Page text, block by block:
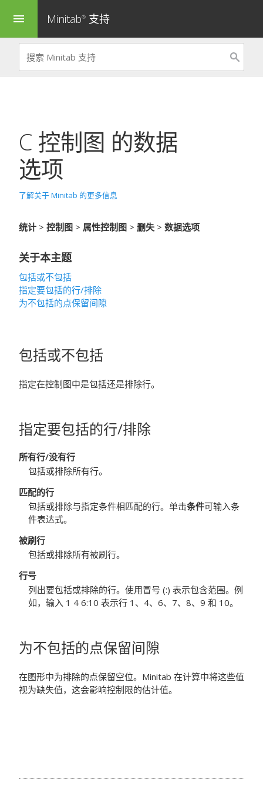
menu Minitab® 支持
C 控制图 的数据
选项
了解关于 Minitab 的更多信息
统计 > 控制图 > 属性控制图 > 删失 > 数据选项
关于本主题
包括或不包括
指定要包括的行/排除
为不包括的点保留间隙
包括或不包括
指定在控制图中是包括还是排除行。
指定要包括的行/排除
所有行/没有行
包括或排除所有行。
匹配的行
包括或排除与指定条件相匹配的行。单击条件可输入条
件表达式。
被刷行
包括或排除所有被刷行。
行号
列出要包括或排除的行。使用冒号 (:) 表示包含范围。例
如，输入 1 4 6:10 表示行 1、4、6、7、8、9 和 10。
为不包括的点保留间隙
在图形中为排除的点保留空位。Minitab 在计算中将这些值
视为缺失值，这会影响控制限的估计值。